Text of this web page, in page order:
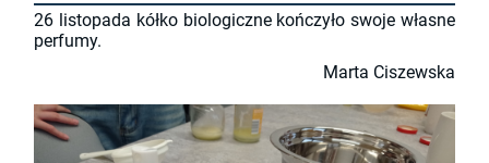
26 listopada kółko biologiczne kończyło swoje własne
perfumy.
Marta Ciszewska